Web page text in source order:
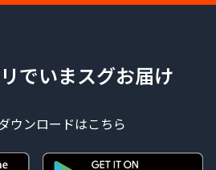
でいまスグお届け
ウンロードはこちら